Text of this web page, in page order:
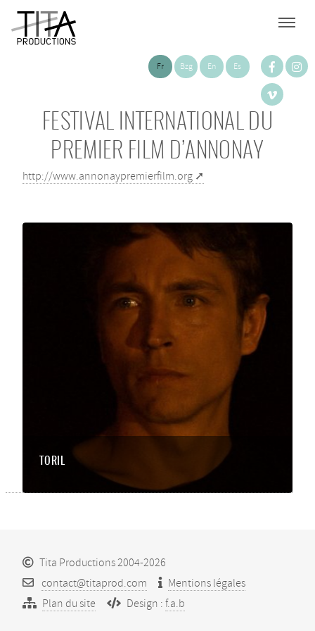
Fr Bzg En Es
FESTIVAL INTERNATIONAL DU
PREMIER FILM D’ANNONAY
http://www.annonaypremierfilm.org
TORIL
Tita Productions 2004-2026
contact@titaprod.com
Mentions légales
Plan du site
Design : f.a.b